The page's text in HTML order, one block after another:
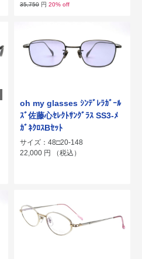
35,750 円 20% off
oh my glasses ｼﾝﾃﾞﾚﾗｶﾞｰﾙ
ｽﾞ佐藤心ｾﾚｸﾄｻﾝｸﾞﾗｽ SS3-ﾒ
ｶﾞﾈｸﾛｽBｾｯﾄ
サイズ：48□20-148
22,000 円 （税込）